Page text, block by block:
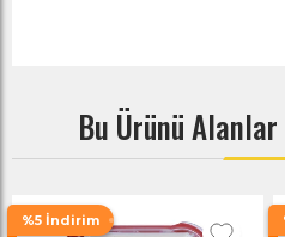
Bu Ürünü Alanlar
%5 İndirim